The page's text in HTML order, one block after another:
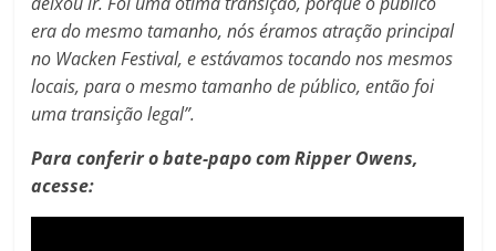
era do mesmo tamanho, nós éramos atração principal
no Wacken Festival, e estávamos tocando nos mesmos
locais, para o mesmo tamanho de público, então foi
uma transição legal”.
Para conferir o bate-papo com Ripper Owens,
acesse: